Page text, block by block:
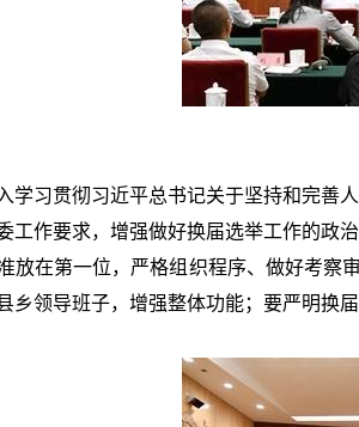
学习贯彻习近平总书记关于坚持和完善
工作要求，增强做好换届选举工作的政
放在第一位，严格组织程序、做好考察
乡领导班子，增强整体功能；要严明换